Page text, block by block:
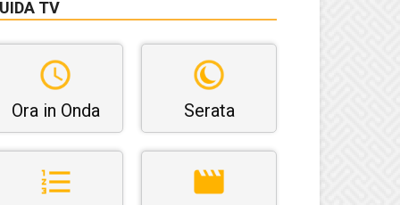
TV
Ora in Onda Serata